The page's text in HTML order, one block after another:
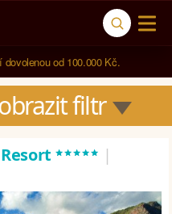
ve 123 zemích světa.
od 100.000 Kč.
filtr
***** |